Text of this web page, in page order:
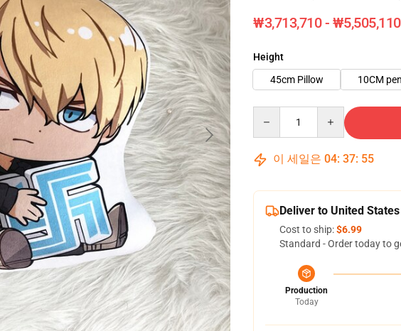
₩3,713,710 - ₩5,505,110
Height
45cm Pillow
10CM
이 세일은 04: 37: 54
Deliver to United States
Cost to ship:$6.99
Standard - Order today to
Production
Today